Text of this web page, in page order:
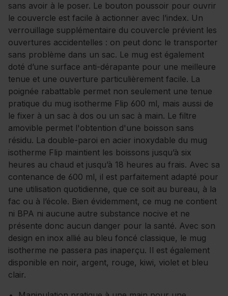
sans avoir à le poser. Le bouton poussoir pour ouvrir
le couvercle est facile à actionner avec l’index. Un
verrouillage supplémentaire du couvercle prévient les
ouvertures accidentelles : on peut donc le transporter
sans problème dans un sac. Le mug est également
doté d’une surface anti-dérapante pour une meilleure
tenue et une ouverture particulièrement facile. La
poignée rabattable permet non seulement une tenue
pratique du mug isotherme Flip 600 ml, mais aussi de
le fixer à un sac à dos ou un sac à main. Le filtre
amovible permet l'obtention d'une boisson sans
résidu. La double-paroi en acier inoxydable du mug
isotherme Flip maintient les boissons jusqu’à six
heures au chaud et jusqu’à 18 heures au frais. Avec sa
contenance de 600 ml, il est parfaitement adapté pour
une utilisation quotidienne, que ce soit au bureau, à la
fac ou à l’école. Bien évidemment, ce mug ne contient
ni BPA ni aucune autre substance nocive et ne
présente donc aucun danger pour la santé. Avec son
design en inox allié au bleu foncé classique, le mug
isotherme ne passera pas inaperçu. Il est également
disponible en noir, argent, rouge, kiwi, violet et bleu
clair.